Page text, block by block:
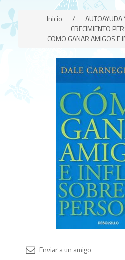
Inicio / AUTOAYUDA
CRECIMIENTO
COMO GANAR AMIGOS E